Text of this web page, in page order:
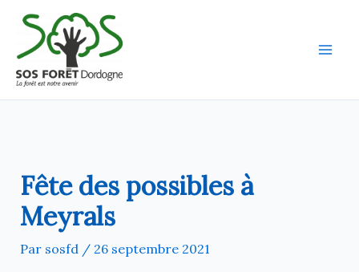
contenu
Fête des possibles à
Meyrals
Par sosfd / 26 septembre 2021